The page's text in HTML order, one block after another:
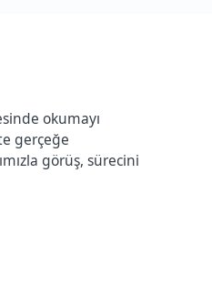
okumayı
gerçeğe
görüş, sürecini